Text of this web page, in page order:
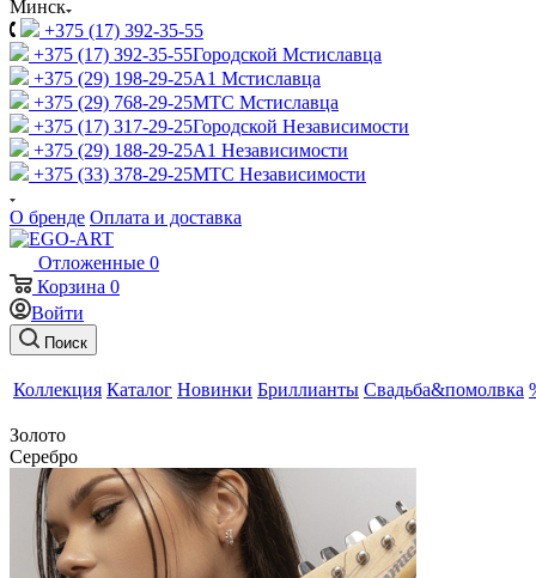
Минск
+375 (17) 392-35-55
+375 (17) 392-35-55Городской Мстиславца
+375 (29) 198-29-25A1 Мстиславца
+375 (29) 768-29-25МТС Мстиславца
+375 (17) 317-29-25Городской Независимости
+375 (29) 188-29-25A1 Независимости
+375 (33) 378-29-25МТС Независимости
О бренде Оплата и доставка
Отложенные 0
Корзина 0
Войти
Поиск
Коллекция Каталог Новинки Бриллианты Свадьба&помолвка
Золото
Серебро